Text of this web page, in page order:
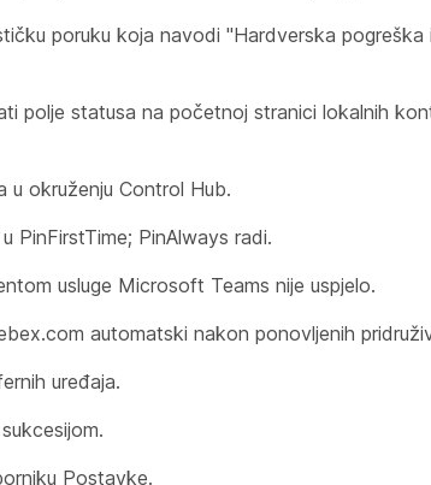
poruku koja navodi "Hardverska pogreška
polje statusa na početnoj stranici lokalnih
okruženju Control Hub.
PinFirstTime; PinAlways radi.
usluge Microsoft Teams nije uspjelo.
automatski nakon ponovljenih
uređaja.
Postavke.